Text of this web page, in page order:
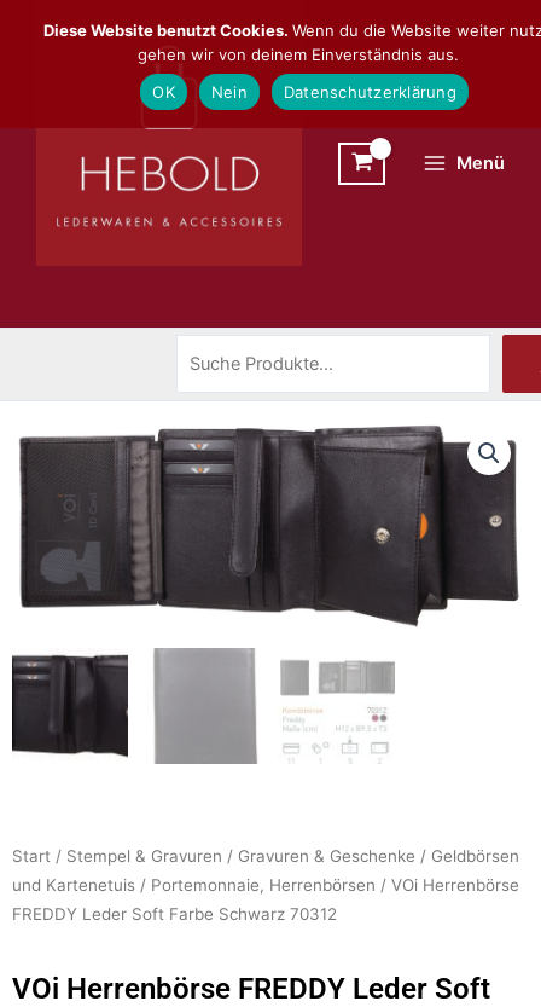
Inhalt
Menü
Start / Stempel & Gravuren / Gravuren & Geschenke / Geldbörsen
und Kartenetuis / Portemonnaie, Herrenbörsen / VOi Herrenbörse
FREDDY Leder Soft Farbe Schwarz 70312
VOi Herrenbörse FREDDY Leder Soft
Diese Website benutzt Cookies. Wenn du die Website weiter
gehen wir von deinem Einverständnis aus.
OK
Nein Datenschutzerklärung